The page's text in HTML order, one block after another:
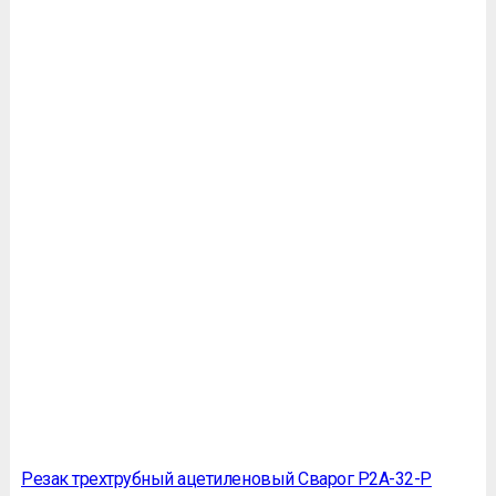
Резак трехтрубный ацетиленовый Сварог Р2А-32-Р